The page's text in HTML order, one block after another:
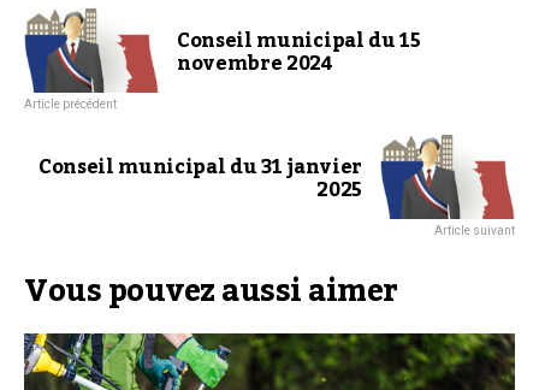
Conseil municipal du 15
novembre 2024
Article précédent
Conseil municipal du 31 janvier
2025
Article suivant
Vous pouvez aussi aimer